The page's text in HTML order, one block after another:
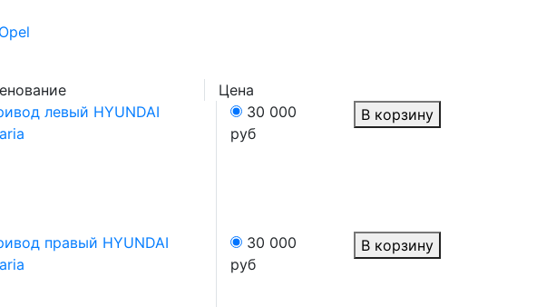
Цена
левый HYUNDAI
30 000
руб
В корзину
правый HYUNDAI
30 000
руб
В корзину